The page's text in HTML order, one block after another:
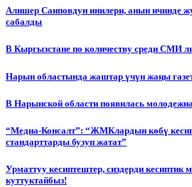
Алишер Саиповдун инилери, анын ичинде
сабалды
В Кыргызстане по количеству среди СМИ
Нарын областында жаштар үчүн жаңы
В Нарынской области появилась
“Медиа-Консалт”: “ЖМКлардын көбү
стандарттарды бузуп жатат”
Урматтуу кесиптештер, сиздерди
куттуктайбыз!